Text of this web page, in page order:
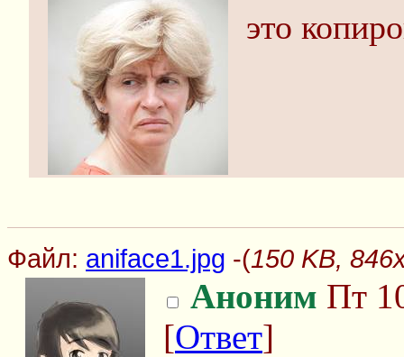
это
Файл: aniface1.jpg -(150 KB,
Аноним Пт
[Ответ]